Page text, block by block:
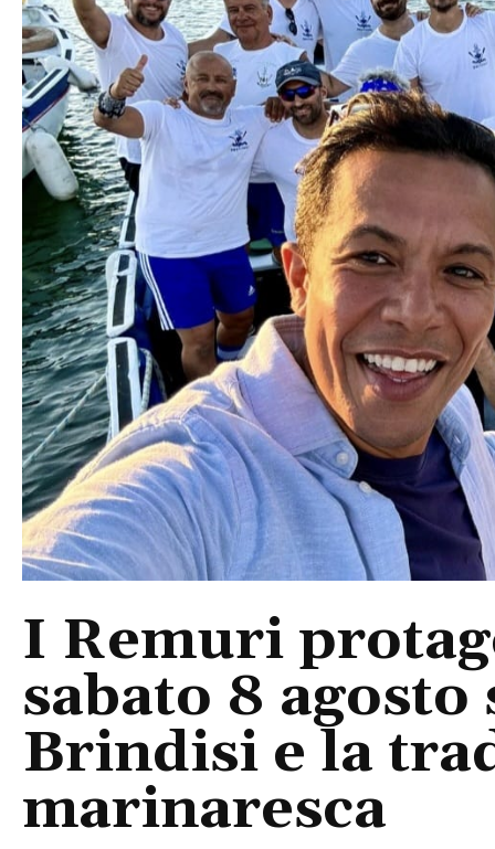
I Remuri
sabato 8
Brindisi e la
marinaresca